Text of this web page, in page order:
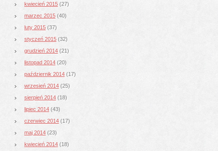
kwiecień 2015 (27)
marzec 2015 (40)
luty 2015 (37)
styczeń 2015 (32)
grudzień 2014 (21)
listopad 2014 (20)
październik 2014 (17)
wrzesień 2014 (25)
sierpień 2014 (18)
lipiec 2014 (43)
czerwiec 2014 (17)
maj 2014 (23)
kwiecień 2014 (18)